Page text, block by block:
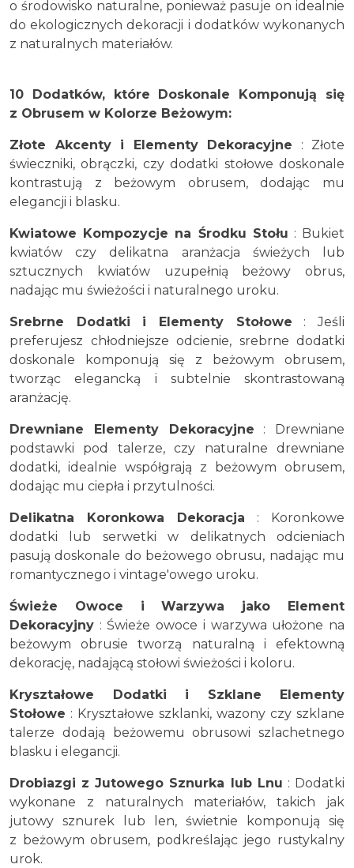
o środowisko naturalne, ponieważ pasuje on idealnie
do ekologicznych dekoracji i dodatków wykonanych
z naturalnych materiałów.
10 Dodatków, które Doskonale Komponują się
z Obrusem w Kolorze Beżowym:
Złote Akcenty i Elementy Dekoracyjne : Złote
świeczniki, obrączki, czy dodatki stołowe doskonale
kontrastują z beżowym obrusem, dodając mu
elegancji i blasku.
Kwiatowe Kompozycje na Środku Stołu : Bukiet
kwiatów czy delikatna aranżacja świeżych lub
sztucznych kwiatów uzupełnią beżowy obrus,
nadając mu świeżości i naturalnego uroku.
Srebrne Dodatki i Elementy Stołowe : Jeśli
preferujesz chłodniejsze odcienie, srebrne dodatki
doskonale komponują się z beżowym obrusem,
tworząc elegancką i subtelnie skontrastowaną
aranżację.
Drewniane Elementy Dekoracyjne : Drewniane
podstawki pod talerze, czy naturalne drewniane
dodatki, idealnie współgrają z beżowym obrusem,
dodając mu ciepła i przytulności.
Delikatna Koronkowa Dekoracja : Koronkowe
dodatki lub serwetki w delikatnych odcieniach
pasują doskonale do beżowego obrusu, nadając mu
romantycznego i vintage'owego uroku.
Świeże Owoce i Warzywa jako Element
Dekoracyjny : Świeże owoce i warzywa ułożone na
beżowym obrusie tworzą naturalną i efektowną
dekorację, nadającą stołowi świeżości i koloru.
Kryształowe Dodatki i Szklane Elementy
Stołowe : Kryształowe szklanki, wazony czy szklane
talerze dodają beżowemu obrusowi szlachetnego
blasku i elegancji.
Drobiazgi z Jutowego Sznurka lub Lnu : Dodatki
wykonane z naturalnych materiałów, takich jak
jutowy sznurek lub len, świetnie komponują się
z beżowym obrusem, podkreślając jego rustykalny
urok.